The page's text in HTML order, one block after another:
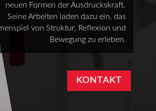
neuen Formen der Ausdruckskraft.
Seine Arbeiten laden dazu ein, das
von Struktur, Reflexion und
Bewegung zu erleben.
KONTAKT